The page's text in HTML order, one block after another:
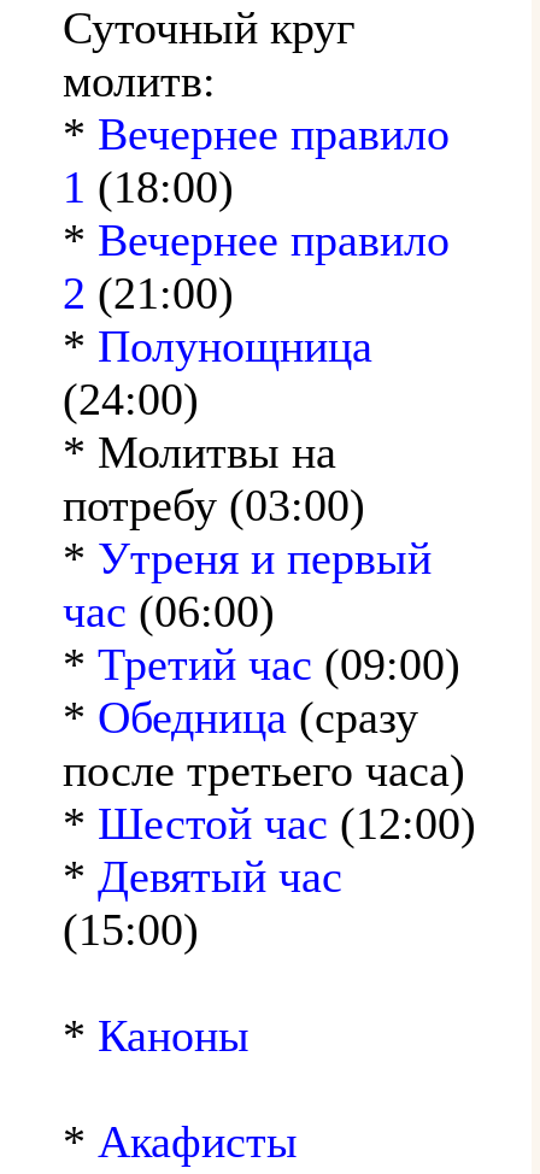
Суточный круг
молитв:
* Вечернее правило
1 (18:00)
* Вечернее правило
2 (21:00)
* Полунощница
(24:00)
* Молитвы на
потребу (03:00)
* Утреня и первый
час (06:00)
* Третий час (09:00)
* Обедница (сразу
после третьего часа)
* Шестой час (12:00)
* Девятый час
(15:00)
* Каноны
* Акафисты